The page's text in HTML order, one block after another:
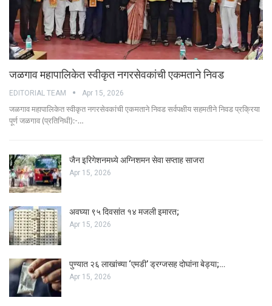
जळगाव महापालिकेत स्वीकृत नगरसेवकांची एकमताने निवड
EDITORIAL TEAM Apr 15, 2026
जळगाव महापालिकेत स्वीकृत नगरसेवकांची एकमताने निवड सर्वपक्षीय सहमतीने निवड प्रक्रिया
पूर्ण जळगाव (प्रतिनिधी):-…
जैन इरिगेशनमध्ये अग्निशमन सेवा सप्ताह साजरा
Apr 15, 2026
अवघ्या ९५ दिवसांत १४ मजली इमारत;
Apr 15, 2026
पुण्यात २६ लाखांच्या ‘एमडी’ ड्रग्जसह दोघांना बेड्या;…
Apr 15, 2026